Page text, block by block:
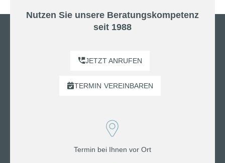
Nutzen Sie unsere Beratungskompetenz
seit 1988
JETZT ANRUFEN
TERMIN VEREINBAREN
Termin bei Ihnen vor Ort